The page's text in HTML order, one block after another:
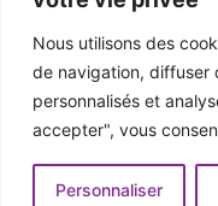
Nous utilisons des
de navigation, diffuser
personnalisés et
accepter", vous
Personnaliser
Afroman poursuit
victoire du jury en